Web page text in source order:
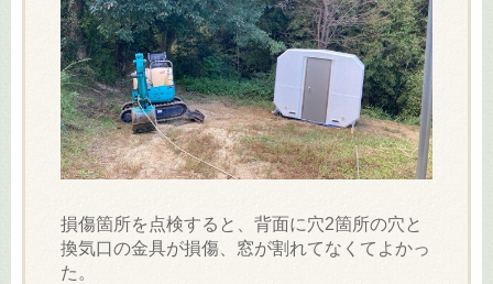
損傷箇所を点検すると、背面に穴2箇所の穴と
換気口の金具が損傷、窓が割れてなくてよかっ
た。